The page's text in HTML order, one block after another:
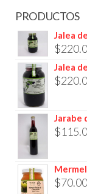
a
PRODUCTOS
Jalea
$
Jalea
$
Jarabe
$
$70.00